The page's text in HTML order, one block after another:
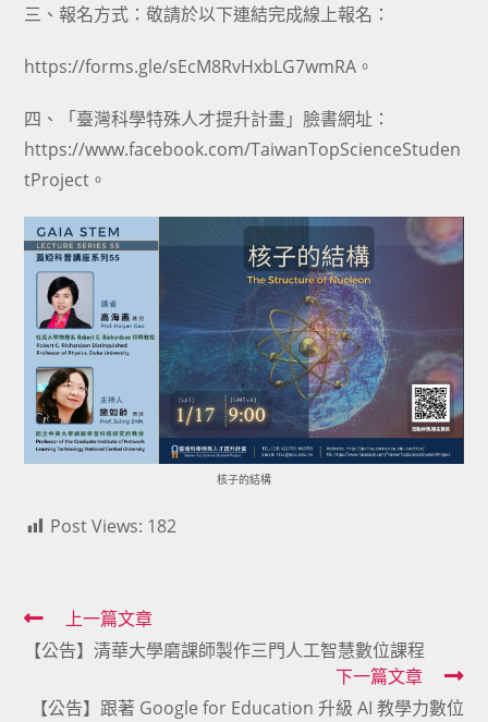
三、報名方式：敬請於以下連結完成線上報名：
https://forms.gle/sEcM8RvHxbLG7wmRA。
四、「臺灣科學特殊人才提升計畫」臉書網址：
https://www.facebook.com/TaiwanTopScienceStuden
tProject。
核子的結構
Post Views: 182
Read
more
articles
上一篇文章
【公告】清華大學磨課師製作三門人工智慧數位課程
下一篇文章
【公告】跟著 Google for Education 升級 AI 教學力數位